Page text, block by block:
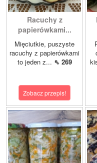
Racuchy z
papierówkami...
Mięciutkie, puszyste
racuchy z papierówkami
to jeden z... ⇖ 269
Zobacz przepis!